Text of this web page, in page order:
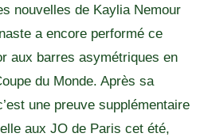
nouvelles de Kaylia Nemour
a encore performé ce
aux barres asymétriques en
du Monde. Après sa
une preuve supplémentaire
aux JO de Paris cet été,